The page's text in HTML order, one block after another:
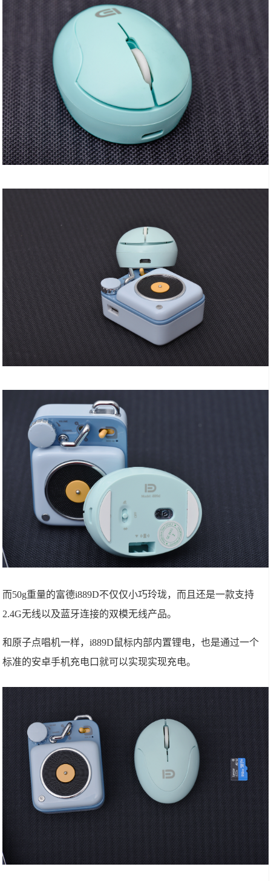
而50g重量的富德i889D不仅仅小巧玲珑，而且还是一款支持
2.4G无线以及蓝牙连接的双模无线产品。
和原子点唱机一样，i889D鼠标内部内置锂电，也是通过一个
标准的安卓手机充电口就可以实现实现充电。